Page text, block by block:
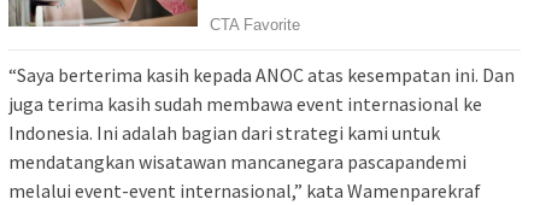
“Saya berterima kasih kepada ANOC atas kesempatan ini. Dan
juga terima kasih sudah membawa event internasional ke
Indonesia. Ini adalah bagian dari strategi kami untuk
mendatangkan wisatawan mancanegara pascapandemi
melalui event-event internasional,” kata Wamenparekraf